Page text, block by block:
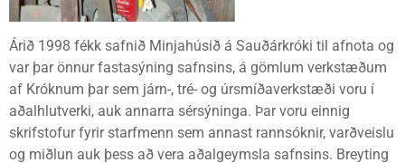
Árið 1998 fékk safnið Minjahúsið á Sauðárkróki til afnota og
var þar önnur fastasýning safnsins, á gömlum verkstæðum
af Króknum þar sem járn-, tré- og úrsmíðaverkstæði voru í
aðalhlutverki, auk annarra sérsýninga. Þar voru einnig
skrifstofur fyrir starfmenn sem annast rannsóknir, varðveislu
og miðlun auk þess að vera aðalgeymsla safnsins. Breyting